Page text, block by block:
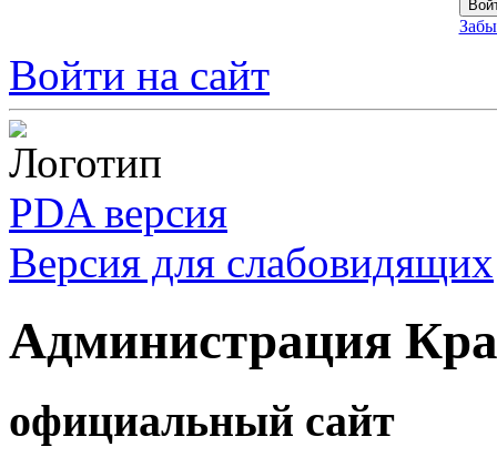
Войти на сайт
PDA версия
Версия для слабовидящих
Администрация
официальный сайт